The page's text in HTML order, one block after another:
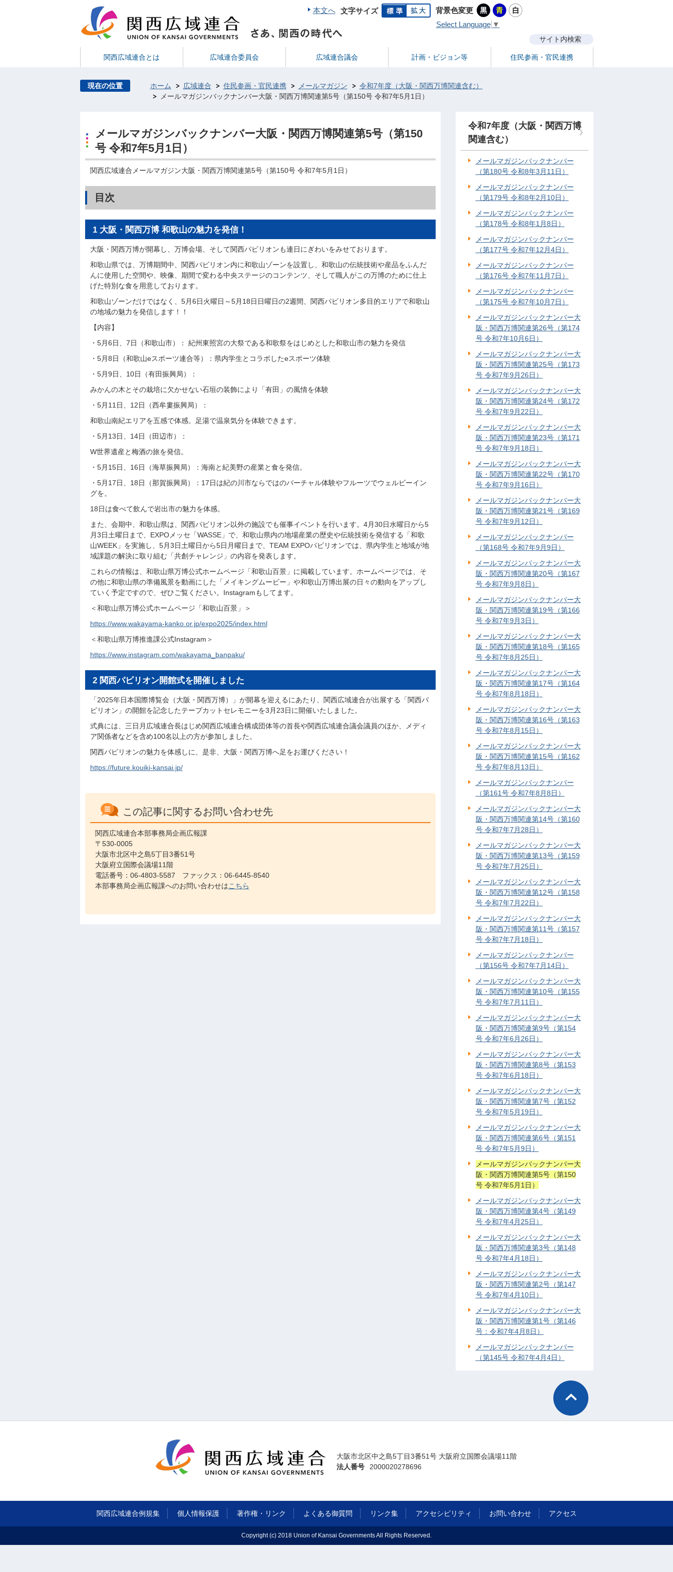
本文へ 文字サイズ
背景色変更
Select Language ▼
サイト内検索
関西広域連合とは 広域連合委員会 広域連合議会 計画・ビジョン等 住民参画・官民連携
現在の位置 ホーム 広域連合 住民参画・官民連携 メールマガジン
令和7年度（大阪・関西万博関連含む）
メールマガジンバックナンバー大阪・関西万博関連第5号（第150号 令和7年5月1日）
メールマガジンバックナンバー大阪・関西万博関連第5号（第150
号 令和7年5月1日）
関西広域連合メールマガジン大阪・関西万博関連第5号（第150号 令和7年5月1日）
目次
1 大阪・関西万博 和歌山の魅力を発信！
大阪・関西万博が開幕し、万博会場、そして関西パビリオンも連日にぎわいをみせております。
和歌山県では、万博期間中、関西パビリオン内に和歌山ゾーンを設置し、和歌山の伝統技術や産品をふんだ
んに使用した空間や、映像、期間で変わる中央ステージのコンテンツ、そして職人がこの万博のために仕上
げた特別な食を用意しております。
和歌山ゾーンだけではなく、5月6日火曜日～5月18日日曜日の2週間、関西パビリオン多目的エリアで和歌山
の地域の魅力を発信します！！
【内容】
・5月6日、7日（和歌山市）： 紀州東照宮の大祭である和歌祭をはじめとした和歌山市の魅力を発信
・5月8日（和歌山eスポーツ連合等）：県内学生とコラボしたeスポーツ体験
・5月9日、10日（有田振興局）：
みかんの木とその栽培に欠かせない石垣の装飾により「有田」の風情を体験
・5月11日、12日（西牟婁振興局）：
和歌山南紀エリアを五感で体感。足湯で温泉気分を体験できます。
・5月13日、14日（田辺市）：
W世界遺産と梅酒の旅を発信。
・5月15日、16日（海草振興局）：海南と紀美野の産業と食を発信。
・5月17日、18日（那賀振興局）：17日は紀の川市ならではのバーチャル体験やフルーツでウェルビーイン
グを。
18日は食べて飲んで岩出市の魅力を体感。
また、会期中、和歌山県は、関西パビリオン以外の施設でも催事イベントを行います。4月30日水曜日から5
月3日土曜日まで、EXPOメッセ「WASSE」で、和歌山県内の地場産業の歴史や伝統技術を発信する「和歌
山WEEK」を実施し、5月3日土曜日から5日月曜日まで、TEAM EXPOパビリオンでは、県内学生と地域が地
域課題の解決に取り組む「共創チャレンジ」の内容を発表します。
これらの情報は、和歌山県万博公式ホームページ「和歌山百景」に掲載しています。ホームページでは、そ
の他に和歌山県の準備風景を動画にした「メイキングムービー」や和歌山万博出展の日々の動向をアップし
ていく予定ですので、ぜひご覧ください。Instagramもしてます。
＜和歌山県万博公式ホームページ「和歌山百景」＞
https://www.wakayama-kanko.or.jp/expo2025/index.html
＜和歌山県万博推進課公式Instagram＞
https://www.instagram.com/wakayama_banpaku/
2 関西パビリオン開館式を開催しました
「2025年日本国際博覧会（大阪・関西万博）」が開幕を迎えるにあたり、関西広域連合が出展する「関西パ
ビリオン」の開館を記念したテープカットセレモニーを3月23日に開催いたしました。
式典には、三日月広域連合長はじめ関西広域連合構成団体等の首長や関西広域連合議会議員のほか、メディ
ア関係者などを含め100名以上の方が参加しました。
関西パビリオンの魅力を体感しに、是非、大阪・関西万博へ足をお運びください！
https://future.kouiki-kansai.jp/
この記事に関するお問い合わせ先
関西広域連合本部事務局企画広報課
〒530-0005
大阪市北区中之島5丁目3番51号
大阪府立国際会議場11階
電話番号：06-4803-5587 ファックス：06-6445-8540
本部事務局企画広報課へのお問い合わせはこちら
令和7年度（大阪・関西万博
関連含む）
メールマガジンバックナンバー
（第180号 令和8年3月11日）
メールマガジンバックナンバー
（第179号 令和8年2月10日）
メールマガジンバックナンバー
（第178号 令和8年1月8日）
メールマガジンバックナンバー
（第177号 令和7年12月4日）
メールマガジンバックナンバー
（第176号 令和7年11月7日）
メールマガジンバックナンバー
（第175号 令和7年10月7日）
メールマガジンバックナンバー大
阪・関西万博関連第26号（第174
号 令和7年10月6日）
メールマガジンバックナンバー大
阪・関西万博関連第25号（第173
号 令和7年9月26日）
メールマガジンバックナンバー大
阪・関西万博関連第24号（第172
号 令和7年9月22日）
メールマガジンバックナンバー大
阪・関西万博関連第23号（第171
号 令和7年9月18日）
メールマガジンバックナンバー大
阪・関西万博関連第22号（第170
号 令和7年9月16日）
メールマガジンバックナンバー大
阪・関西万博関連第21号（第169
号 令和7年9月12日）
メールマガジンバックナンバー
（第168号 令和7年9月9日）
メールマガジンバックナンバー大
阪・関西万博関連第20号（第167
号 令和7年9月8日）
メールマガジンバックナンバー大
阪・関西万博関連第19号（第166
号 令和7年9月3日）
メールマガジンバックナンバー大
阪・関西万博関連第18号（第165
号 令和7年8月25日）
メールマガジンバックナンバー大
阪・関西万博関連第17号（第164
号 令和7年8月18日）
メールマガジンバックナンバー大
阪・関西万博関連第16号（第163
号 令和7年8月15日）
メールマガジンバックナンバー大
阪・関西万博関連第15号（第162
号 令和7年8月13日）
メールマガジンバックナンバー
（第161号 令和7年8月8日）
メールマガジンバックナンバー大
阪・関西万博関連第14号（第160
号 令和7年7月28日）
メールマガジンバックナンバー大
阪・関西万博関連第13号（第159
号 令和7年7月25日）
メールマガジンバックナンバー大
阪・関西万博関連第12号（第158
号 令和7年7月22日）
メールマガジンバックナンバー大
阪・関西万博関連第11号（第157
号 令和7年7月18日）
メールマガジンバックナンバー
（第156号 令和7年7月14日）
メールマガジンバックナンバー大
阪・関西万博関連第10号（第155
号 令和7年7月11日）
メールマガジンバックナンバー大
阪・関西万博関連第9号（第154
号 令和7年6月26日）
メールマガジンバックナンバー大
阪・関西万博関連第8号（第153
号 令和7年6月18日）
メールマガジンバックナンバー大
阪・関西万博関連第7号（第152
号 令和7年5月19日）
メールマガジンバックナンバー大
阪・関西万博関連第6号（第151
号 令和7年5月9日）
メールマガジンバックナンバー大
阪・関西万博関連第5号（第150
号 令和7年5月1日）
メールマガジンバックナンバー大
阪・関西万博関連第4号（第149
号 令和7年4月25日）
メールマガジンバックナンバー大
阪・関西万博関連第3号（第148
号 令和7年4月18日）
メールマガジンバックナンバー大
阪・関西万博関連第2号（第147
号 令和7年4月10日）
メールマガジンバックナンバー大
阪・関西万博関連第1号（第146
号：令和7年4月8日）
メールマガジンバックナンバー
（第145号 令和7年4月4日）
大阪市北区中之島5丁目3番51号 大阪府立国際会議場11階
法人番号
2000020278696
関西広域連合例規集 個人情報保護 著作権・リンク よくある御質問 リンク集 アクセシビリティ お問い合わせ アクセス
Copyright (c) 2018 Union of Kansai Governments All Rights Reserved.